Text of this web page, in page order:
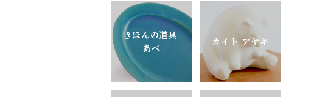
きほんの道具
あべ
カイト アヤキ